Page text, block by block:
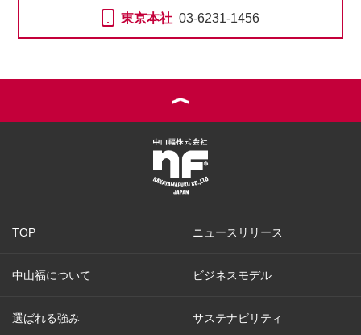
東京本社 03-6231-1456
TOP ニュースリリース
中山福について ビジネスモデル
選ばれる強み サステナビリティ